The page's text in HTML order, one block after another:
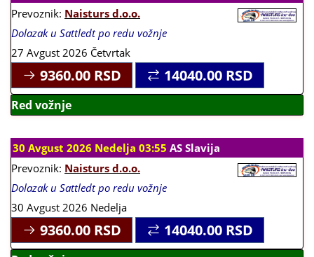
Prevoznik: Naisturs d.o.o.
Dolazak u Sattledt po redu vožnje
27 Avgust 2026 Četvrtak
9360.00 RSD 14040.00 RSD
Red vožnje
30 Avgust 2026 Nedelja 03:55 AS Slavija
Prevoznik: Naisturs d.o.o.
Dolazak u Sattledt po redu vožnje
30 Avgust 2026 Nedelja
9360.00 RSD 14040.00 RSD